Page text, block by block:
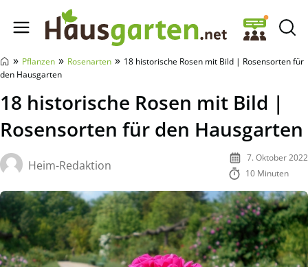
Hausgarten.net
» Pflanzen » Rosenarten » 18 historische Rosen mit Bild | Rosensorten für
den Hausgarten
18 historische Rosen mit Bild |
Rosensorten für den Hausgarten
Heim-Redaktion
7. Oktober 2022
10 Minuten